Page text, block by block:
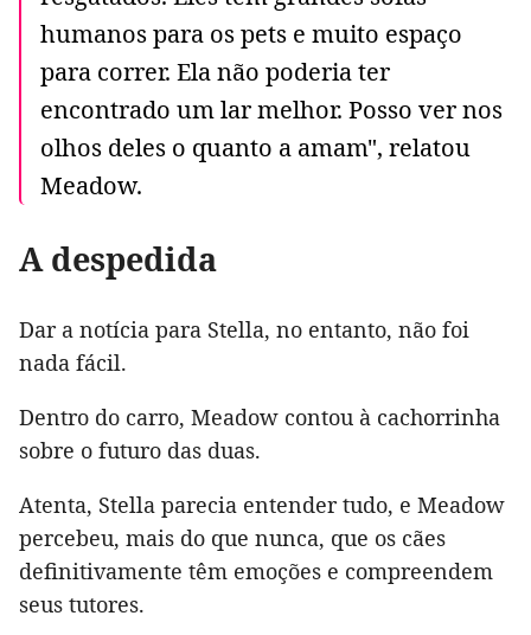
humanos para os pets e muito espaço
para correr. Ela não poderia ter
encontrado um lar melhor. Posso ver nos
olhos deles o quanto a amam", relatou
Meadow.
A despedida
Dar a notícia para Stella, no entanto, não foi
nada fácil.
Dentro do carro, Meadow contou à cachorrinha
sobre o futuro das duas.
Atenta, Stella parecia entender tudo, e Meadow
percebeu, mais do que nunca, que os cães
definitivamente têm emoções e compreendem
seus tutores.